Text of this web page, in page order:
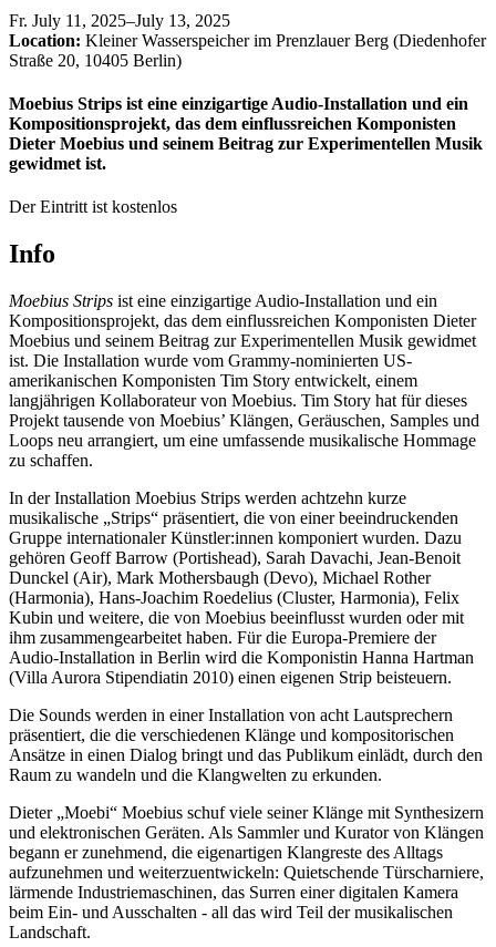
Fr. July 11, 2025–July 13, 2025
Location: Kleiner Wasserspeicher im Prenzlauer Berg (Diedenhofer
Straße 20, 10405 Berlin)
Moebius Strips ist eine einzigartige Audio-Installation und ein
Kompositionsprojekt, das dem einflussreichen Komponisten
Dieter Moebius und seinem Beitrag zur Experimentellen Musik
gewidmet ist.
Der Eintritt ist kostenlos
Info
Moebius Strips ist eine einzigartige Audio-Installation und ein
Kompositionsprojekt, das dem einflussreichen Komponisten Dieter
Moebius und seinem Beitrag zur Experimentellen Musik gewidmet
ist. Die Installation wurde vom Grammy-nominierten US-
amerikanischen Komponisten Tim Story entwickelt, einem
langjährigen Kollaborateur von Moebius. Tim Story hat für dieses
Projekt tausende von Moebius’ Klängen, Geräuschen, Samples und
Loops neu arrangiert, um eine umfassende musikalische Hommage
zu schaffen.
In der Installation Moebius Strips werden achtzehn kurze
musikalische „Strips“ präsentiert, die von einer beeindruckenden
Gruppe internationaler Künstler:innen komponiert wurden. Dazu
gehören Geoff Barrow (Portishead), Sarah Davachi, Jean-Benoit
Dunckel (Air), Mark Mothersbaugh (Devo), Michael Rother
(Harmonia), Hans-Joachim Roedelius (Cluster, Harmonia), Felix
Kubin und weitere, die von Moebius beeinflusst wurden oder mit
ihm zusammengearbeitet haben. Für die Europa-Premiere der
Audio-Installation in Berlin wird die Komponistin Hanna Hartman
(Villa Aurora Stipendiatin 2010) einen eigenen Strip beisteuern.
Die Sounds werden in einer Installation von acht Lautsprechern
präsentiert, die die verschiedenen Klänge und kompositorischen
Ansätze in einen Dialog bringt und das Publikum einlädt, durch den
Raum zu wandeln und die Klangwelten zu erkunden.
Dieter „Moebi“ Moebius schuf viele seiner Klänge mit Synthesizern
und elektronischen Geräten. Als Sammler und Kurator von Klängen
begann er zunehmend, die eigenartigen Klangreste des Alltags
aufzunehmen und weiterzuentwickeln: Quietschende Türscharniere,
lärmende Industriemaschinen, das Surren einer digitalen Kamera
beim Ein- und Ausschalten - all das wird Teil der musikalischen
Landschaft.